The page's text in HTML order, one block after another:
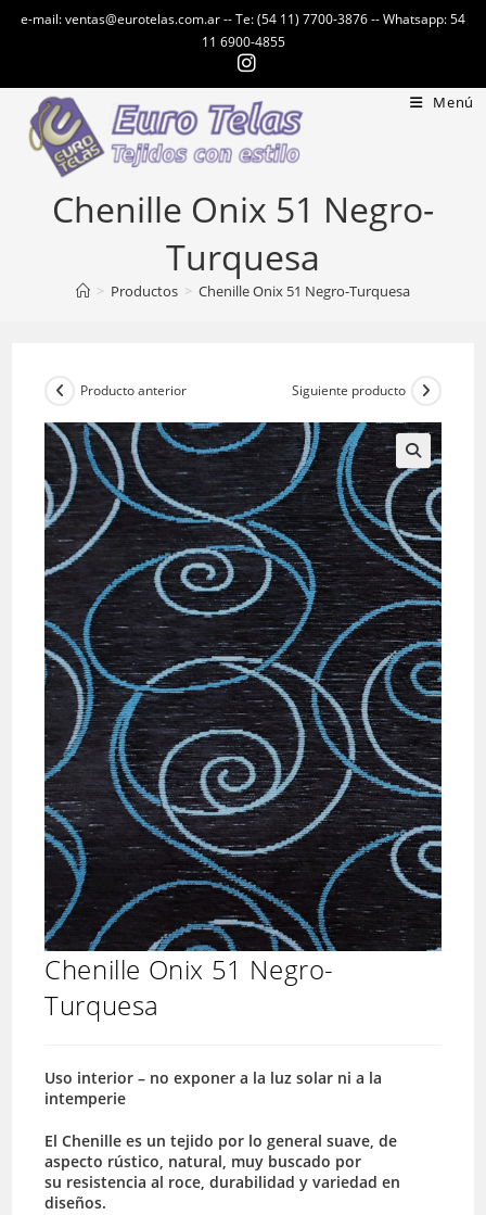
e-mail: ventas@eurotelas.com.ar -- Te: (54 11) 7700-3876 -- Whatsapp: 54
11 6900-4855
Menú
Chenille Onix 51 Negro-
Turquesa
> Productos > Chenille Onix 51 Negro-Turquesa
Producto anterior Siguiente producto
Chenille Onix 51 Negro-
Turquesa
Uso interior – no exponer a la luz solar ni a la
intemperie
El Chenille es un tejido por lo general suave, de
aspecto rústico, natural, muy buscado por
su resistencia al roce, durabilidad y variedad en
diseños.